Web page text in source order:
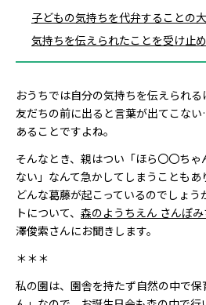
子どもの気持ちを代弁することの
気持ちを伝えられたことを受け止
おうちでは自分の気持ちを伝えられ
友だちの前に出ると言葉が出てこな
あることですよね。
そんなとき、親はつい「ほら〇〇ち
ない」なんて急かしてしまうことも
どんな葛藤が起こっているのでしょ
トについて、 森のようちえん さんぽみ
澤俊索さんにお聞きします。
＊＊＊
私の園は、園舎を持たず自然の中で